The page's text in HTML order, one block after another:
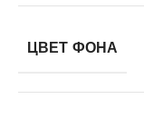
ЦВЕТ ФОНА